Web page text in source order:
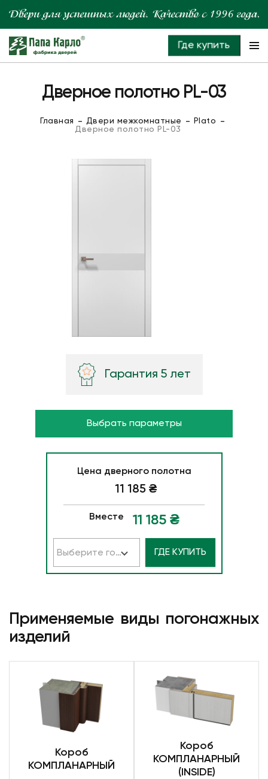
Где купить
Дверное полотно PL-03
Главная Двери межкомнатные
Plato
Дверное полотно PL-03
Гарантия 5 лет
Выбрать параметры
Цена дверного полотна
11 185 ₴
Вместе 11 185₴
Выберите город ГДЕ КУПИТЬ
Применяемые виды погонажных
изделий
Короб
КОМПЛАНАРНЫЙ
Короб
КОМПЛАНАРНЫЙ
(INSIDE)